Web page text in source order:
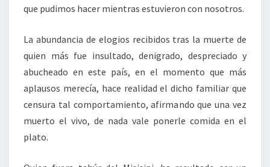
que pudimos hacer mientras estuvieron con nosotros.
La abundancia de elogios recibidos tras la muerte de
quien más fue insultado, denigrado, despreciado y
abucheado en este país, en el momento que más
aplausos merecía, hace realidad el dicho familiar que
censura tal comportamiento, afirmando que una vez
muerto el vivo, de nada vale ponerle comida en el
plato.